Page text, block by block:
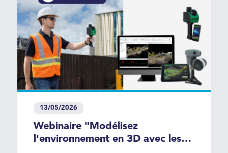
13/05/2026
Webinaire "Modélisez
l'environnement en 3D avec les